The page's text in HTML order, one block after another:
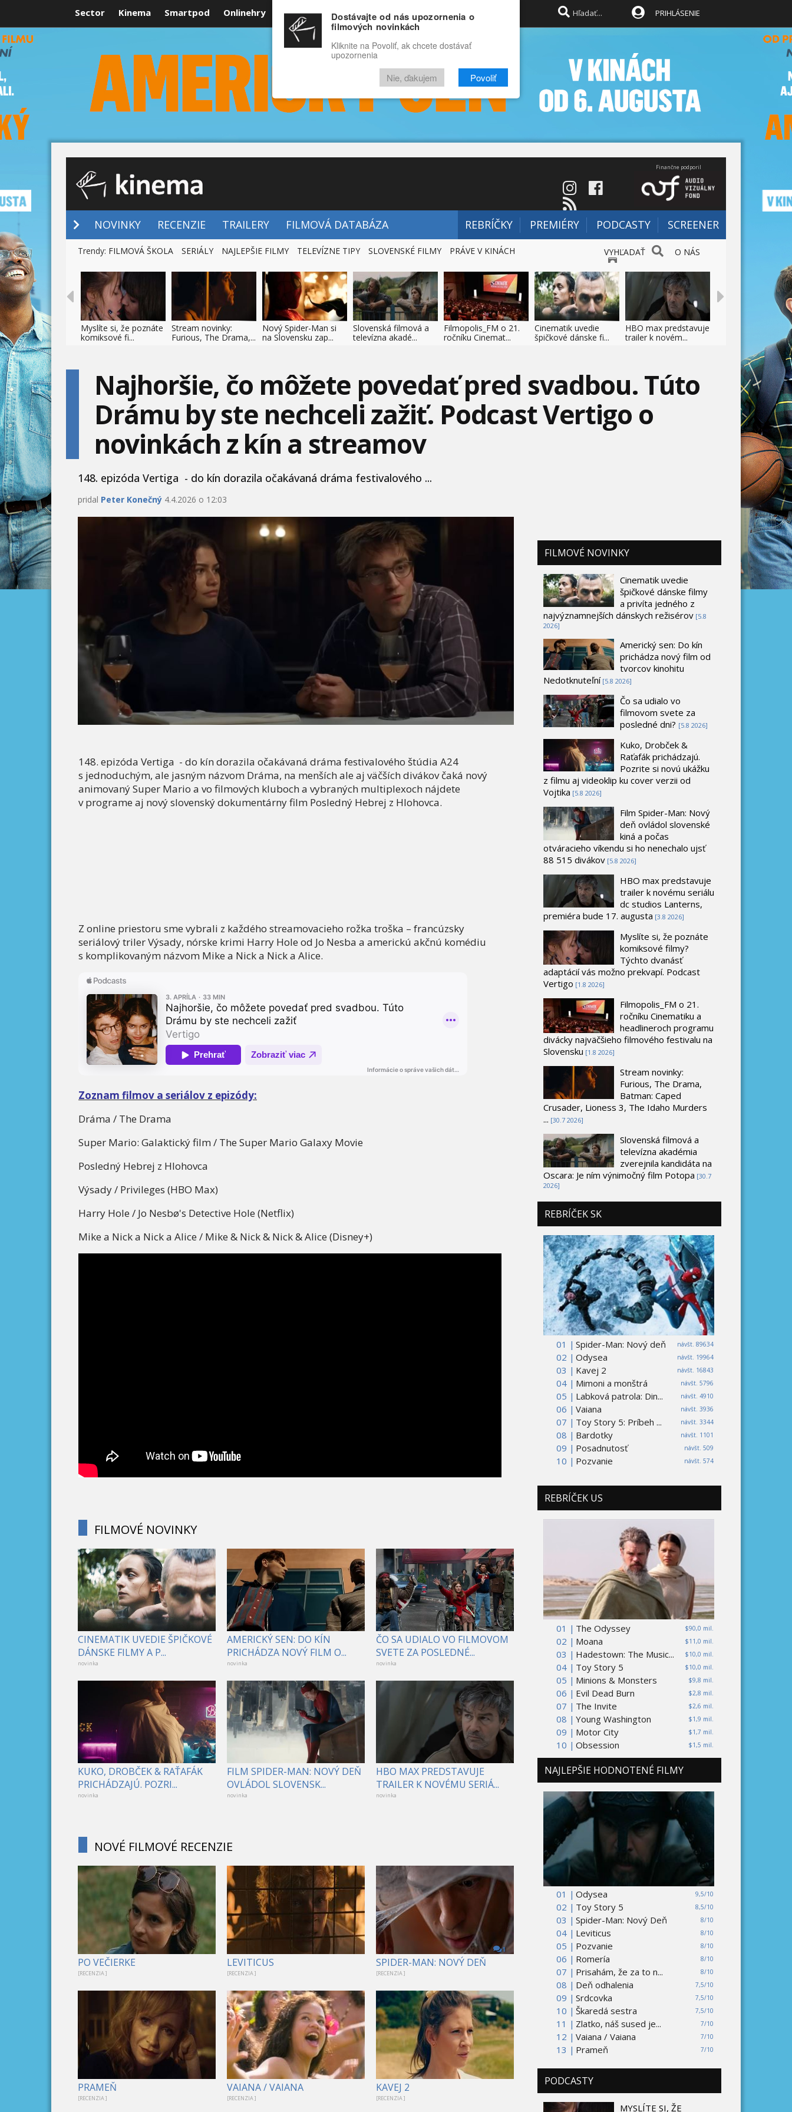
Sector Kinema Smartpod Onlinehry Rozprávky Funny Docu
RECENZIE VIDEÁ FILMY
PRIHLÁSENIE
Finančne podporil
NOVINKY RECENZIE TRAILERY FILMOVÁ DATABÁZA REBRÍČKY PREMIÉRY PODCASTY SCREENER
VYHĽADAŤ O NÁS
Trendy: FILMOVÁ ŠKOLA SERIÁLY NAJLEPŠIE FILMY TELEVÍZNE TIPY SLOVENSKÉ FILMY PRÁVE V KINÁCH
Myslíte si, že poznáte
komiksové fi...
Stream novinky:
Furious, The Drama,...
Nový Spider-Man si
na Slovensku zap...
Slovenská filmová a
televízna akadé...
Filmopolis_FM o 21.
ročníku Cinemat...
Cinematik uvedie
špičkové dánske fi...
HBO max predstavuje
trailer k novém...
Najhoršie, čo môžete povedať pred svadbou. Túto
Drámu by ste nechceli zažiť. Podcast Vertigo o
novinkách z kín a streamov
148. epizóda Vertiga - do kín dorazila očakávaná dráma festivalového ...
pridal Peter Konečný 4.4.2026 o 12:03
148. epizóda Vertiga - do kín dorazila očakávaná dráma festivalového štúdia A24
s jednoduchým, ale jasným názvom Dráma, na menších ale aj väčších divákov čaká nový
animovaný Super Mario a vo filmových kluboch a vybraných multiplexoch nájdete
v programe aj nový slovenský dokumentárny film Posledný Hebrej z Hlohovca.
Z online priestoru sme vybrali z každého streamovacieho rožka troška – francúzsky
seriálový triler Výsady, nórske krimi Harry Hole od Jo Nesba a americkú akčnú komédiu
s komplikovaným názvom Mike a Nick a Nick a Alice.
Zoznam filmov a seriálov z epizódy:
Dráma / The Drama
Super Mario: Galaktický film / The Super Mario Galaxy Movie
Posledný Hebrej z Hlohovca
Výsady / Privileges (HBO Max)
Harry Hole / Jo Nesbø's Detective Hole (Netflix)
Mike a Nick a Nick a Alice / Mike & Nick & Nick & Alice (Disney+)
FILMOVÉ NOVINKY
CINEMATIK UVEDIE ŠPIČKOVÉ
DÁNSKE FILMY A P...
novinka
AMERICKÝ SEN: DO KÍN
PRICHÁDZA NOVÝ FILM O...
novinka
ČO SA UDIALO VO FILMOVOM
SVETE ZA POSLEDNÉ...
novinka
KUKO, DROBČEK & RAŤAFÁK
PRICHÁDZAJÚ. POZRI...
novinka
FILM SPIDER-MAN: NOVÝ DEŇ
OVLÁDOL SLOVENSK...
novinka
HBO MAX PREDSTAVUJE
TRAILER K NOVÉMU SERIÁ...
novinka
NOVÉ FILMOVÉ RECENZIE
PO VEČIERKE
[RECENZIA ]
LEVITICUS
[RECENZIA ]
1
SPIDER-MAN: NOVÝ DEŇ
[RECENZIA ]
PRAMEŇ
[RECENZIA ]
VAIANA / VAIANA
[RECENZIA ]
KAVEJ 2
[RECENZIA ]
FILMOVÉ NOVINKY
Cinematik uvedie
špičkové dánske filmy
a privíta jedného z
najvýznamnejších dánskych režisérov [5.8
2026]
Americký sen: Do kín
prichádza nový film od
tvorcov kinohitu
Nedotknuteľní [5.8 2026]
Čo sa udialo vo
filmovom svete za
posledné dni? [5.8 2026]
Kuko, Drobček &
Raťafák prichádzajú.
Pozrite si novú ukážku
z filmu aj videoklip ku cover verzii od
Vojtika [5.8 2026]
Film Spider-Man: Nový
deň ovládol slovenské
kiná a počas
otváracieho víkendu si ho nenechalo ujsť
88 515 divákov [5.8 2026]
HBO max predstavuje
trailer k novému seriálu
dc studios Lanterns,
premiéra bude 17. augusta [3.8 2026]
Myslíte si, že poznáte
komiksové filmy?
Týchto dvanásť
adaptácií vás možno prekvapí. Podcast
Vertigo [1.8 2026]
Filmopolis_FM o 21.
ročníku Cinematiku a
headlineroch programu
divácky najväčšieho filmového festivalu na
Slovensku [1.8 2026]
Stream novinky:
Furious, The Drama,
Batman: Caped
Crusader, Lioness 3, The Idaho Murders
... [30.7 2026]
Slovenská filmová a
televízna akadémia
zverejnila kandidáta na
Oscara: Je ním výnimočný film Potopa [30.7
2026]
REBRÍČEK SK
01 | návšt. 89634
Spider-Man: Nový deň
02 |
návšt. 19964
Odysea
03 |
návšt. 16843
Kavej 2
04 |
návšt. 5796
Mimoni a monštrá
05 |
návšt. 4910
Labková patrola: Din...
06 |
návšt. 3936
Vaiana
07 |
návšt. 3344
Toy Story 5: Príbeh ...
08 |
návšt. 1101
Bardotky
09 |
návšt. 509
Posadnutosť
10 |
návšt. 574
Pozvanie
REBRÍČEK US
01 | $90,0 mil.
The Odyssey
02 |
$11,0 mil.
Moana
03 |
$10,0 mil.
Hadestown: The Music...
04 |
$10,0 mil.
Toy Story 5
05 |
$9,8 mil.
Minions & Monsters
06 |
$2,8 mil.
Evil Dead Burn
07 |
$2,6 mil.
The Invite
08 |
$1,9 mil.
Young Washington
09 |
$1,7 mil.
Motor City
10 |
$1,5 mil.
Obsession
NAJLEPŠIE HODNOTENÉ FILMY
01 | 9,5/10
Odysea
02 |
8,5/10
Toy Story 5
03 |
8/10
Spider-Man: Nový Deň
04 |
8/10
Leviticus
05 |
8/10
Pozvanie
06 |
8/10
Romería
07 |
8/10
Prisahám, že za to n...
08 |
7,5/10
Deň odhalenia
09 |
7,5/10
Srdcovka
10 |
7,5/10
Škaredá sestra
11 |
7/10
Zlatko, náš sused je...
12 |
7/10
Vaiana / Vaiana
13 |
7/10
Prameň
PODCASTY
MYSLÍTE SI, ŽE
Dostávajte od nás upozornenia o
filmových novinkách
Kliknite na Povoliť, ak chcete dostávať
upozornenia
Nie, ďakujem Povoliť